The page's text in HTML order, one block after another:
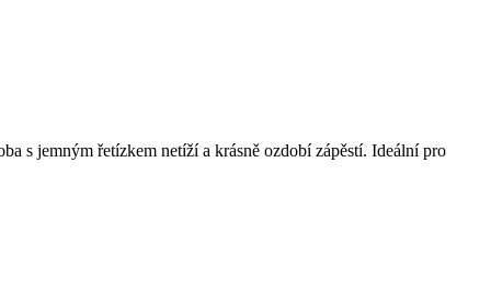
s jemným řetízkem netíží a krásně ozdobí zápěstí. Ideální pro